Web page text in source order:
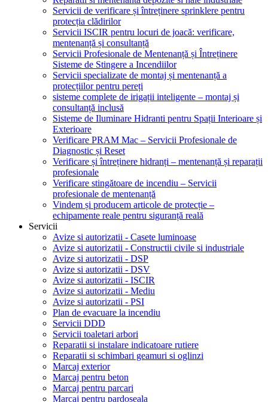
Servicii de verificare și întreținere sprinklere pentru
protecția clădirilor
Servicii ISCIR pentru locuri de joacă: verificare,
mentenanță și consultanță
Servicii Profesionale de Mentenanță și Întreținere
Sisteme de Stingere a Incendiilor
Servicii specializate de montaj și mentenanță a
protecțiilor pentru pereți
sisteme complete de irigații inteligente – montaj și
consultanță inclusă
Sisteme de Iluminare Hidranti pentru Spații Interioare și
Exterioare
Verificare PRAM Mac – Servicii Profesionale de
Diagnostic și Reset
Verificare și întreținere hidranți – mentenanță și reparații
profesionale
Verificare stingătoare de incendiu – Servicii
profesionale de mentenanță
Vindem și producem articole de protecție –
echipamente reale pentru siguranță reală
Servicii
Avize si autorizatii - Casete luminoase
Avize si autorizatii - Constructii civile si industriale
Avize si autorizatii - DSP
Avize si autorizatii - DSV
Avize si autorizatii - ISCIR
Avize si autorizatii - Mediu
Avize si autorizatii - PSI
Plan de evacuare la incendiu
Servicii DDD
Servicii toaletari arbori
Reparatii si instalare indicatoare rutiere
Reparatii si schimbari geamuri si oglinzi
Marcaj exterior
Marcaj pentru beton
Marcaj pentru parcari
Marcaj pentru pardoseala